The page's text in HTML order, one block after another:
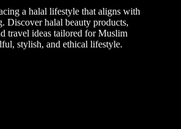
a halal lifestyle that aligns with
Discover halal beauty products,
travel ideas tailored for Muslim
stylish, and ethical lifestyle.